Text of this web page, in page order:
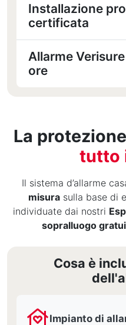
Installazione
certificata
Allarme
ore
La
tutto
Il sistema d’allarme
misura sulla base di
individuate dai nostri
sopralluogo
Cosa è
Impianto di